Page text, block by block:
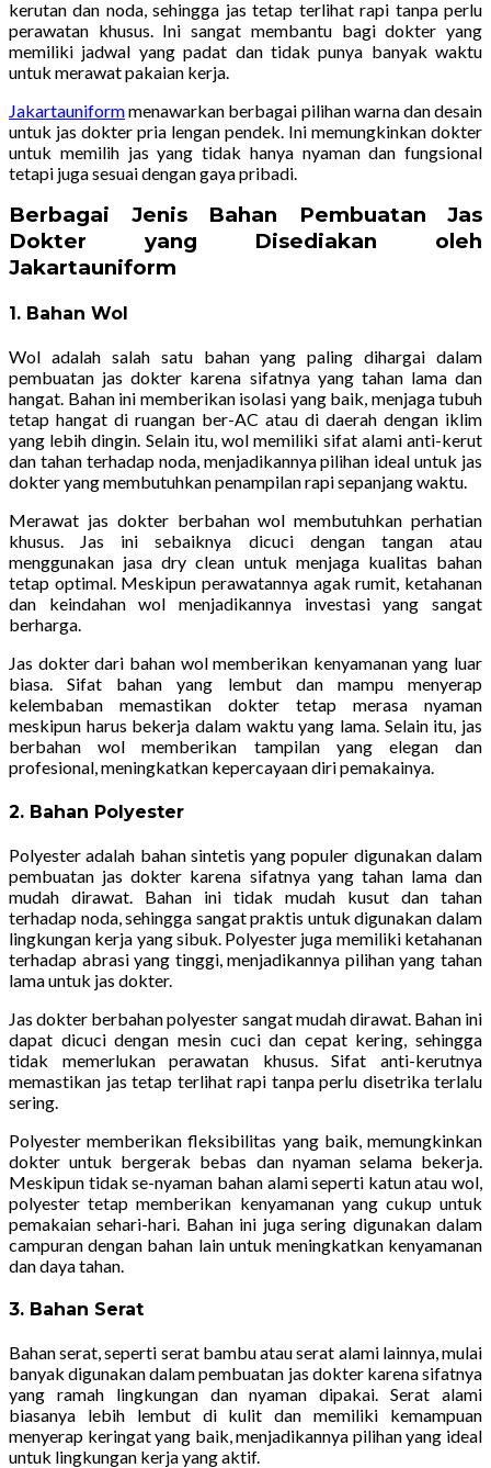
kerutan dan noda, sehingga jas tetap terlihat rapi tanpa perlu
perawatan khusus. Ini sangat membantu bagi dokter yang
memiliki jadwal yang padat dan tidak punya banyak waktu
untuk merawat pakaian kerja.
Jakartauniformmenawarkan berbagai pilihan warna dan desain
untuk jas dokter pria lengan pendek. Ini memungkinkan dokter
untuk memilih jas yang tidak hanya nyaman dan fungsional
tetapi juga sesuai dengan gaya pribadi.
Berbagai Jenis Bahan Pembuatan Jas
Dokter yang Disediakan oleh
Jakartauniform
1. Bahan Wol
Wol adalah salah satu bahan yang paling dihargai dalam
pembuatan jas dokter karena sifatnya yang tahan lama dan
hangat. Bahan ini memberikan isolasi yang baik, menjaga tubuh
tetap hangat di ruangan ber-AC atau di daerah dengan iklim
yang lebih dingin. Selain itu, wol memiliki sifat alami anti-kerut
dan tahan terhadap noda, menjadikannya pilihan ideal untuk jas
dokter yang membutuhkan penampilan rapi sepanjang waktu.
Merawat jas dokter berbahan wol membutuhkan perhatian
khusus. Jas ini sebaiknya dicuci dengan tangan atau
menggunakan jasa dry clean untuk menjaga kualitas bahan
tetap optimal. Meskipun perawatannya agak rumit, ketahanan
dan keindahan wol menjadikannya investasi yang sangat
berharga.
Jas dokter dari bahan wol memberikan kenyamanan yang luar
biasa. Sifat bahan yang lembut dan mampu menyerap
kelembaban memastikan dokter tetap merasa nyaman
meskipun harus bekerja dalam waktu yang lama. Selain itu, jas
berbahan wol memberikan tampilan yang elegan dan
profesional, meningkatkan kepercayaan diri pemakainya.
2. Bahan Polyester
Polyester adalah bahan sintetis yang populer digunakan dalam
pembuatan jas dokter karena sifatnya yang tahan lama dan
mudah dirawat. Bahan ini tidak mudah kusut dan tahan
terhadap noda, sehingga sangat praktis untuk digunakan dalam
lingkungan kerja yang sibuk. Polyester juga memiliki ketahanan
terhadap abrasi yang tinggi, menjadikannya pilihan yang tahan
lama untuk jas dokter.
Jas dokter berbahan polyester sangat mudah dirawat. Bahan ini
dapat dicuci dengan mesin cuci dan cepat kering, sehingga
tidak memerlukan perawatan khusus. Sifat anti-kerutnya
memastikan jas tetap terlihat rapi tanpa perlu disetrika terlalu
sering.
Polyester memberikan fleksibilitas yang baik, memungkinkan
dokter untuk bergerak bebas dan nyaman selama bekerja.
Meskipun tidak se-nyaman bahan alami seperti katun atau wol,
polyester tetap memberikan kenyamanan yang cukup untuk
pemakaian sehari-hari. Bahan ini juga sering digunakan dalam
campuran dengan bahan lain untuk meningkatkan kenyamanan
dan daya tahan.
3. Bahan Serat
Bahan serat, seperti serat bambu atau serat alami lainnya, mulai
banyak digunakan dalam pembuatan jas dokter karena sifatnya
yang ramah lingkungan dan nyaman dipakai. Serat alami
biasanya lebih lembut di kulit dan memiliki kemampuan
menyerap keringat yang baik, menjadikannya pilihan yang ideal
untuk lingkungan kerja yang aktif.